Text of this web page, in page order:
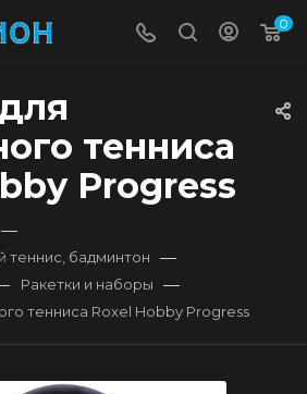
0
тенниса
Progress
—
теннис, бадминтон —
Ракетки и наборы —
тенниса Roxel Hobby Progress